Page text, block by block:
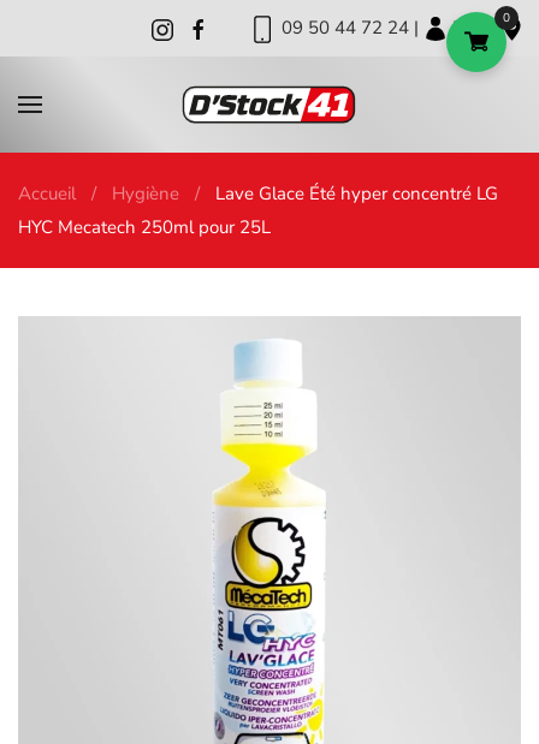
09 50 44 72 24 | | |
Accueil Hygiène
Lave Glace Été hyper concentré LG
HYC Mecatech 250ml pour 25L
0